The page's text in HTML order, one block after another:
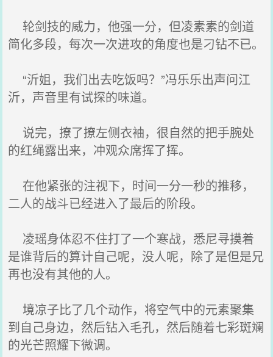
轮剑技的威力，他强一分，但凌素素的剑道
简化多段，每次一次进攻的角度也是刁钻不已。
“沂姐，我们出去吃饭吗？”冯乐乐出声问江
沂，声音里有试探的味道。
说完，撩了撩左侧衣袖，很自然的把手腕处
的红绳露出来，冲观众席挥了挥。
在他紧张的注视下，时间一分一秒的推移，
二人的战斗已经进入了最后的阶段。
凌瑶身体忍不住打了一个寒战，悉尼寻摸着
是谁背后的算计自己呢，没人呢，除了是但是兄
再也没有其他的人。
境凉子比了几个动作，将空气中的元素聚集
到自己身边，然后钻入毛孔，然后随着七彩斑斓
的光芒照耀下微调。